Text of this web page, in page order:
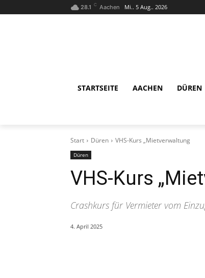
28.1 C Aachen Mi.. 5 Aug.. 2026
STARTSEITE AACHEN DÜREN
Start Düren VHS-Kurs „Mietverwaltung
Düren
VHS-Kurs
Crashkurs für Vermieter vom
4. April 2025